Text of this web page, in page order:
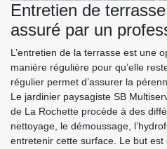
Entretien de
assuré par un
L’entretien de la terrasse est une
manière régulière pour qu’elle
régulier permet d’assurer la
Le jardinier paysagiste SB
de La Rochette procède à des
nettoyage, le démoussage,
entretenir cette surface. Le but est